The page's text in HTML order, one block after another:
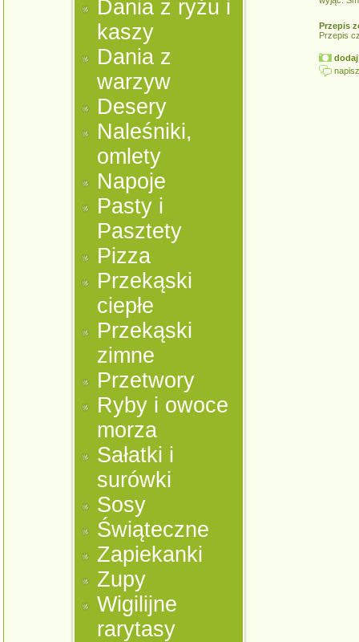
Dania z ryżu i
kaszy
Dania z
warzyw
Desery
Naleśniki,
omlety
Napoje
Pasty i
Pasztety
Pizza
Przekąski
ciepłe
Przekąski
zimne
Przetwory
Ryby i owoce
morza
Sałatki i
surówki
Sosy
Świąteczne
Zapiekanki
Zupy
Wigilijne
rarytasy
Przepis
Przepis